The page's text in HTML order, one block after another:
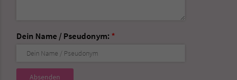
Dein Name / Pseudonym: *
Nicht